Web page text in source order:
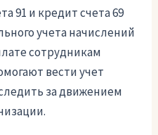
91 и кредит счета 69
учета начислений
сотрудникам
вести учет
за движением